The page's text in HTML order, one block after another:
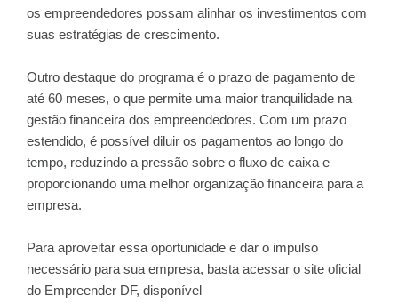
os empreendedores possam alinhar os investimentos com
suas estratégias de crescimento.
Outro destaque do programa é o prazo de pagamento de
até 60 meses, o que permite uma maior tranquilidade na
gestão financeira dos empreendedores. Com um prazo
estendido, é possível diluir os pagamentos ao longo do
tempo, reduzindo a pressão sobre o fluxo de caixa e
proporcionando uma melhor organização financeira para a
empresa.
Para aproveitar essa oportunidade e dar o impulso
necessário para sua empresa, basta acessar o site oficial
do Empreender DF, disponível